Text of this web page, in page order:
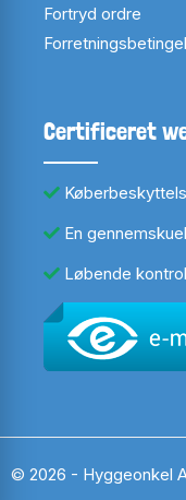
Fortryd ordre
Certificeret
En
Løbende
© 2026 - Hyggeonkel